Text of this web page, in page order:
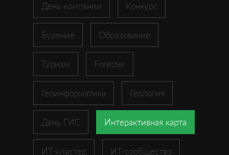
День компании Конкурс
Бурение Образование
Туризм Forester
Геоинформатика Геология
День ГИС Интерактивная карта
ИТ-кластер ИТ-сообщество